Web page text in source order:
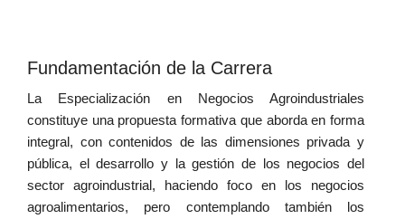
Fundamentación de la Carrera
La Especialización en Negocios Agroindustriales
constituye una propuesta formativa que aborda en forma
integral, con contenidos de las dimensiones privada y
pública, el desarrollo y la gestión de los negocios del
sector agroindustrial, haciendo foco en los negocios
agroalimentarios, pero contemplando también los